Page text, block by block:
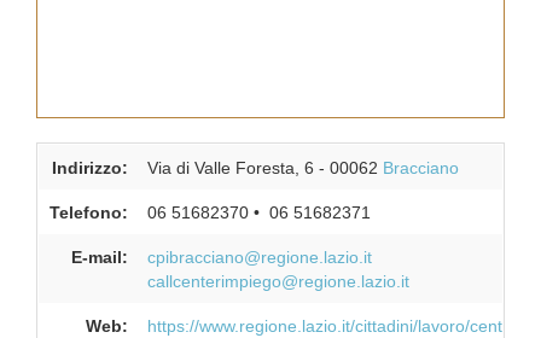
Indirizzo: Via di Valle Foresta, 6 - 00062 Bracciano
Telefono: 06 51682370 06 51682371
E-mail:
cpibracciano@regione.lazio.it
callcenterimpiego@regione.lazio.it
Web:
https://www.regione.lazio.it/cittadini/lavoro/centri-